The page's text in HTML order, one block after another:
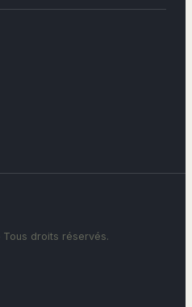
droits réservés.